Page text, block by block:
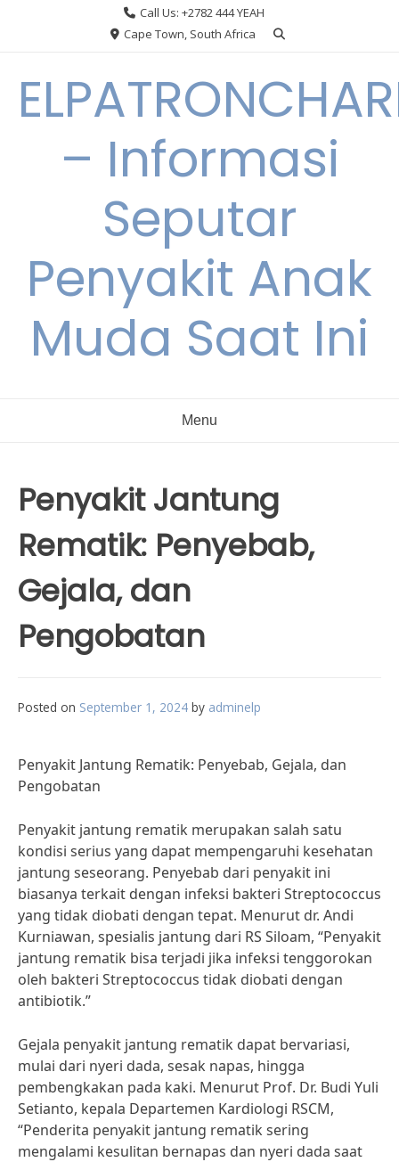
Call Us: +2782 444 YEAH
Cape Town, South Africa
– Informasi
Seputar
Penyakit Anak
Muda Saat Ini
Menu
Penyakit Jantung
Rematik: Penyebab,
Gejala, dan
Pengobatan
Posted on September 1, 2024 by adminelp
Penyakit Jantung Rematik: Penyebab, Gejala, dan
Pengobatan
Penyakit jantung rematik merupakan salah satu
kondisi serius yang dapat mempengaruhi kesehatan
jantung seseorang. Penyebab dari penyakit ini
biasanya terkait dengan infeksi bakteri Streptococcus
yang tidak diobati dengan tepat. Menurut dr. Andi
Kurniawan, spesialis jantung dari RS Siloam, “Penyakit
jantung rematik bisa terjadi jika infeksi tenggorokan
oleh bakteri Streptococcus tidak diobati dengan
antibiotik.”
Gejala penyakit jantung rematik dapat bervariasi,
mulai dari nyeri dada, sesak napas, hingga
pembengkakan pada kaki. Menurut Prof. Dr. Budi Yuli
Setianto, kepala Departemen Kardiologi RSCM,
“Penderita penyakit jantung rematik sering
mengalami kesulitan bernapas dan nyeri dada saat